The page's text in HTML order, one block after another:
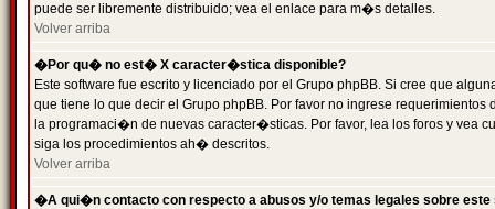
puede ser libremente distribuido; vea el enlace para m�s detalles.
Volver arriba
�Por qu� no est� X caracter�stica disponible?
Este software fue escrito y licenciado por el Grupo phpBB. Si cree que
que tiene lo que decir el Grupo phpBB. Por favor no ingrese
la programaci�n de nuevas caracter�sticas. Por favor, lea los foros y vea
siga los procedimientos ah� descritos.
Volver arriba
�A qui�n contacto con respecto a abusos y/o temas legales sobre este